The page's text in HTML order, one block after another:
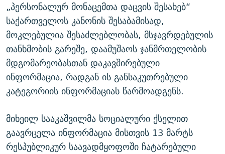
„პერსონალურ მონაცემთა დაცვის შესახებ“
საქართველოს კანონის შესაბამისად,
მოკლებულია შესაძლებლობას, მსჯავრდებულის
თანხმობის გარეშე, დაამუშაოს ჯანმრთელობის
მდგომარეობასთან დაკავშირებული
ინფორმაცია, რადგან ის განსაკუთრებული
კატეგორიის ინფორმაციას წარმოადგენს.
მიხეილ სააკაშვილმა სოციალური ქსელით
გაავრცელა ინფორმაცია მისთვის 13 მარტს
რესპუბლიკურ საავადმყოფოში ჩატარებული